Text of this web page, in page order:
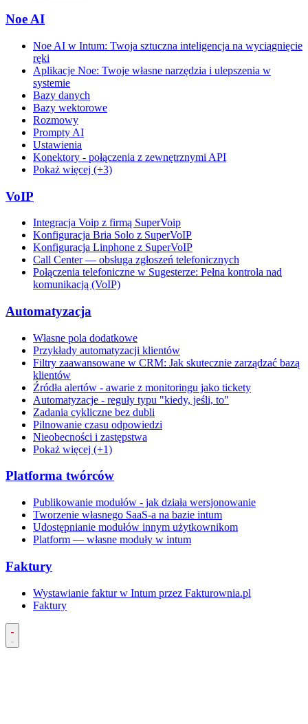
Noe AI
Noe AI w Intum: Twoja sztuczna inteligencja na wyciągnięcie
ręki
Aplikacje Noe: Twoje własne narzędzia i ulepszenia w
systemie
Bazy danych
Bazy wektorowe
Rozmowy
Prompty AI
Ustawienia
Konektory - połączenia z zewnętrznymi API
Pokaż więcej (+3)
VoIP
Integracja Voip z firmą SuperVoip
Konfiguracja Bria Solo z SuperVoIP
Konfiguracja Linphone z SuperVoIP
Call Center — obsługa zgłoszeń telefonicznych
Połączenia telefoniczne w Sugesterze: Pełna kontrola nad
komunikacją (VoIP)
Automatyzacja
Własne pola dodatkowe
Przykłady automatyzacji klientów
Filtry zaawansowane w CRM: Jak skutecznie zarządzać bazą
klientów
Źródła alertów - awarie z monitoringu jako tickety
Automatyzacje - reguły typu "kiedy, jeśli, to"
Zadania cykliczne bez dubli
Pilnowanie czasu odpowiedzi
Nieobecności i zastępstwa
Pokaż więcej (+1)
Platforma twórców
Publikowanie modułów - jak działa wersjonowanie
Tworzenie własnego SaaS-a na bazie intum
Udostępnianie modułów innym użytkownikom
Platform — własne moduły w intum
Faktury
Wystawianie faktur w Intum przez Fakturownia.pl
Faktury